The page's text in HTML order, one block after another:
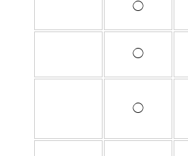
◯
◯
◯